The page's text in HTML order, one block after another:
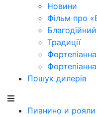
Новини
Фільм про
Традиції
Пошук дилерів
Пианино и рояли